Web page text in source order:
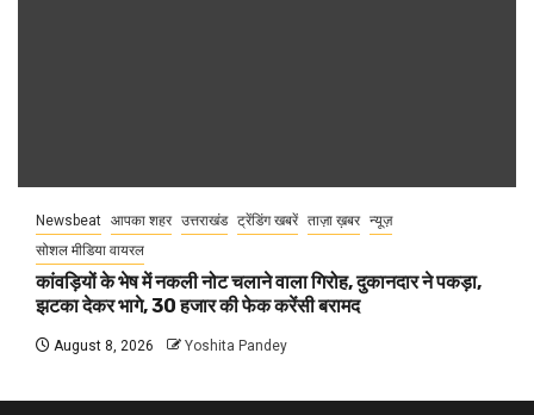
Newsbeat आपका शहर उत्तराखंड ट्रेंडिंग खबरें ताज़ा ख़बर न्यूज़
सोशल मीडिया वायरल
कांवड़ियों के भेष में नकली नोट चलाने वाला गिरोह, दुकानदार ने पकड़ा,
झटका देकर भागे, 30 हजार की फेक करेंसी बरामद
August 8, 2026 Yoshita Pandey